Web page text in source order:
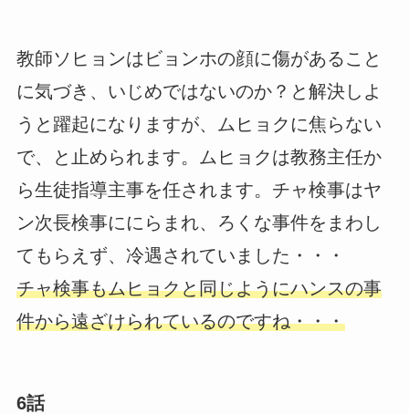
教師ソヒョンはビョンホの顔に傷があること
に気づき、いじめではないのか？と解決しよ
うと躍起になりますが、ムヒョクに焦らない
で、と止められます。ムヒョクは教務主任か
ら生徒指導主事を任されます。チャ検事はヤ
ン次長検事ににらまれ、ろくな事件をまわし
てもらえず、冷遇されていました・・・
チャ検事もムヒョクと同じようにハンスの事
件から遠ざけられているのですね・・・
6話